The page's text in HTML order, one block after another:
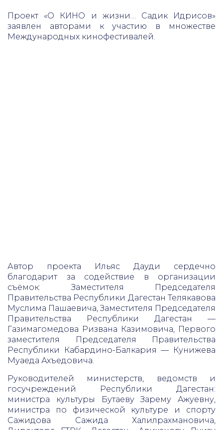
Проект «О КИНО и жизни… Садик Идрисов»
заявлен авторами к участию в множестве
Международных кинофестивалей.
Автор проекта Ильяс Дауди сердечно
благодарит за содействие в организации
съёмок: Заместителя Председателя
Правительства Республики Дагестан Телякавова
Муслима Пашаевича, Заместителя Председателя
Правительства Республики Дагестан —
Газимагомедова Ризвана Казимовича, Первого
заместителя Председателя Правительства
Республики Кабардино-Балкария — Кунижева
Муаеда Ахъедовича.
Руководителей министерств, ведомств и
госучреждений Республики Дагестан:
министра культуры Бутаеву Зарему Ажуевну,
министра по физической культуре и спорту
Сажидова Сажида Халилрахмановича,